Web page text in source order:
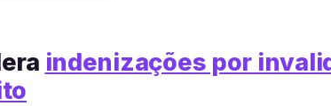
indenizações por